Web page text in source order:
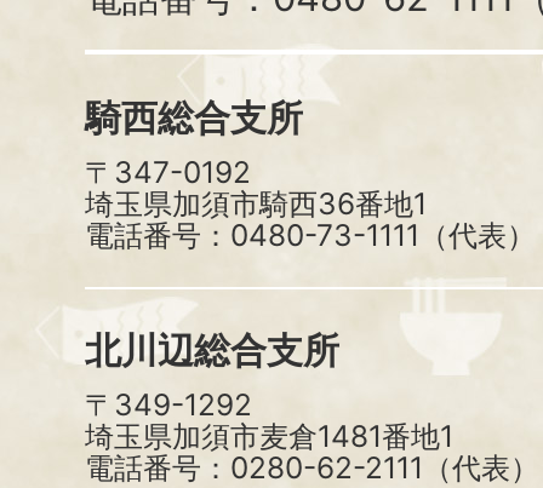
騎西総合支所
〒347-0192
埼玉県加須市騎西36番地1
電話番号：0480-73-1111（代表）
北川辺総合支所
〒349-1292
埼玉県加須市麦倉1481番地1
電話番号：0280-62-2111（代表）